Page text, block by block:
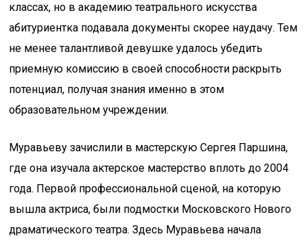
классах, но в академию театрального искусства
абитуриентка подавала документы скорее наудачу. Тем
не менее талантливой девушке удалось убедить
приемную комиссию в своей способности раскрыть
потенциал, получая знания именно в этом
образовательном учреждении.
Муравьеву зачислили в мастерскую Сергея Паршина,
где она изучала актерское мастерство вплоть до 2004
года. Первой профессиональной сценой, на которую
вышла актриса, были подмостки Московского Нового
драматического театра. Здесь Муравьева начала